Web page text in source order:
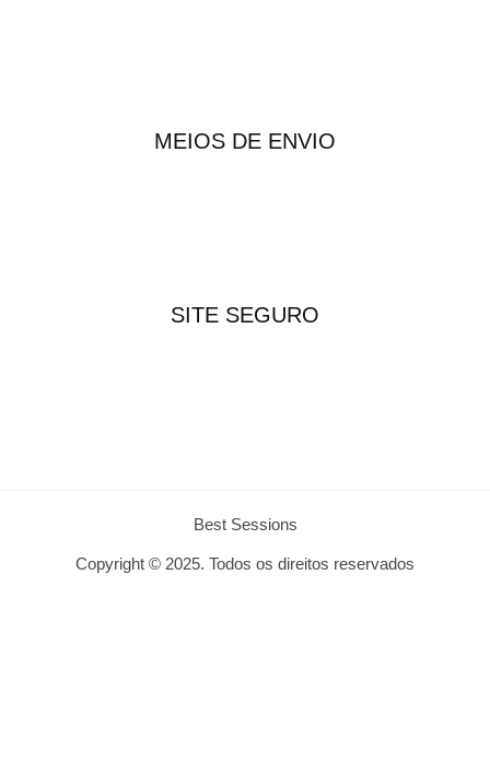
MEIOS DE ENVIO
SITE SEGURO
Best Sessions
Copyright © 2025. Todos os direitos reservados